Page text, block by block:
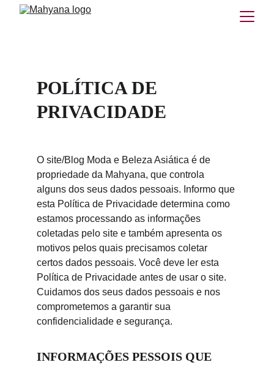
POLÍTICA DE
PRIVACIDADE
O site/Blog Moda e Beleza Asiática é de
propriedade da Mahyana, que controla
alguns dos seus dados pessoais. Informo que
esta Política de Privacidade determina como
estamos processando as informações
coletadas pelo site e também apresenta os
motivos pelos quais precisamos coletar
certos dados pessoais. Você deve ler esta
Política de Privacidade antes de usar o site.
Cuidamos dos seus dados pessoais e nos
comprometemos a garantir sua
confidencialidade e segurança.
INFORMAÇÕES PESSOIS QUE